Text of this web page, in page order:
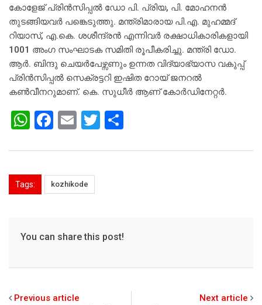
കോളേജ് പ്രിന്‍സിപ്പല്‍ ഡോ പി. പ്രിയ, പി. മോഹനന്‍
തുടങ്ങിയവര്‍ പങ്കെടുത്തു. മന്ത്രിമാരായ പി.എ. മുഹമ്മദ്
റിയാസ്, എ.കെ. ശശീന്ദ്രന്‍ എന്നിവര്‍ രക്ഷാധികാരികളായി
1001 അംഗ സംഘാടക സമിതി രൂപീകരിച്ചു. മന്ത്രി ഡോ.
ആര്‍. ബിന്ദു ചെയര്‍പേഴ്സണും ഉന്നത വിദ്യാഭ്യാസ വകുപ്പ്
പ്രിന്‍സിപ്പല്‍ സെക്രട്ടറി ഇഷിത റോയ് ജനറല്‍
കണ്‍വീനറുമാണ്. കെ. സുധീര്‍ ആണ് കോര്‍ഡിനേറ്റര്‍.
W
at
s
A
p
F
c
e
b
o
E
ai
l
T
tt ar
Tags: kozhikode
You can share this post!
Previous article Next article